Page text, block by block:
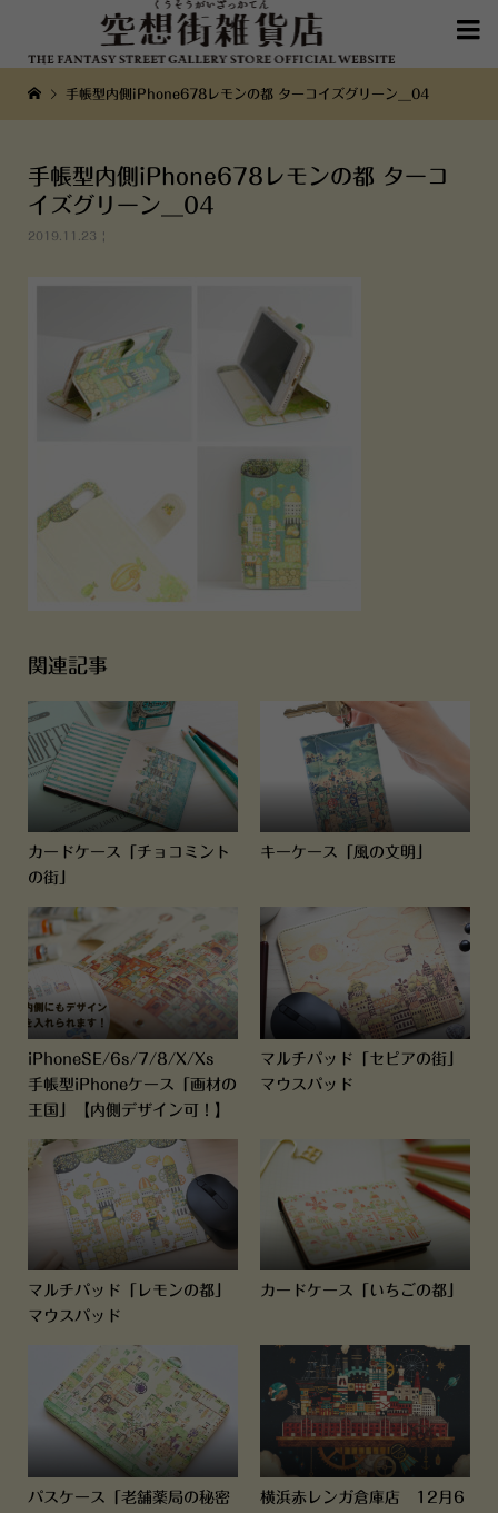

手帳型内側iPhone678レモンの都 ターコイズグリーン__04
手帳型内側iPhone678レモンの都 ターコ
イズグリーン__04
2019.11.23
関連記事
カードケース「チョコミント
の街」
キーケース「風の文明」
iPhoneSE/6s/7/8/X/Xs
手帳型iPhoneケース「画材の
王国」【内側デザイン可！】
マルチパッド「セピアの街」
マウスパッド
マルチパッド「レモンの都」
マウスパッド
カードケース「いちごの都」
パスケース「老舗薬局の秘密
横浜赤レンガ倉庫店 12月6